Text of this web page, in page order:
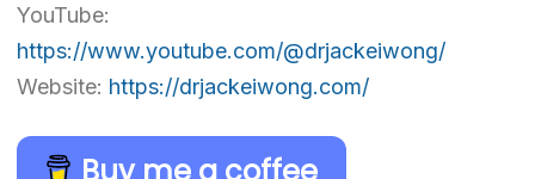
YouTube:
https://www.youtube.com/@drjackeiwong/
Website: https://drjackeiwong.com/
Buy me a coffee